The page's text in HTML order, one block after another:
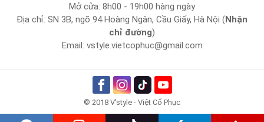
Mở cửa: 8h00 - 19h00 hàng ngày
Địa chỉ: SN 3B, ngõ 94 Hoàng Ngân, Cầu Giấy, Hà Nội (Nhận
chỉ đường)
Email: vstyle.vietcophuc@gmail.com
© 2018 V'style - Việt Cổ Phục